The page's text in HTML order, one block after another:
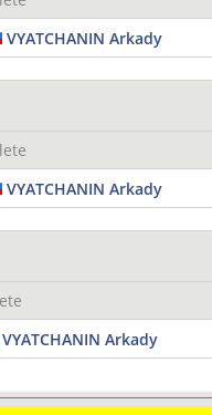
VYATCHANIN Arkady
VYATCHANIN Arkady
VYATCHANIN Arkady